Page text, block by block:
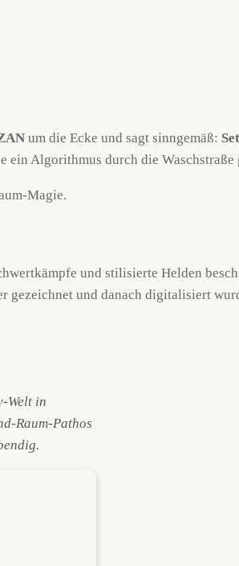
um die Ecke und sagt sinngemäß:
ein Algorithmus durch die Waschstraße
und stilisierte Helden
gezeichnet und danach digitalisiert
Welt in
Raum-Pathos